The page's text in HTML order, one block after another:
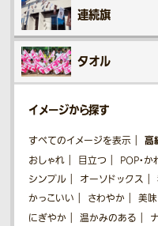
連続旗
タオル
イメージから探す
すべてのイメージを表示 高
おしゃれ 目立つ
POP・
シンプル
オーソドックス
かっこいい
さわやか
美
にぎやか
温かみのある